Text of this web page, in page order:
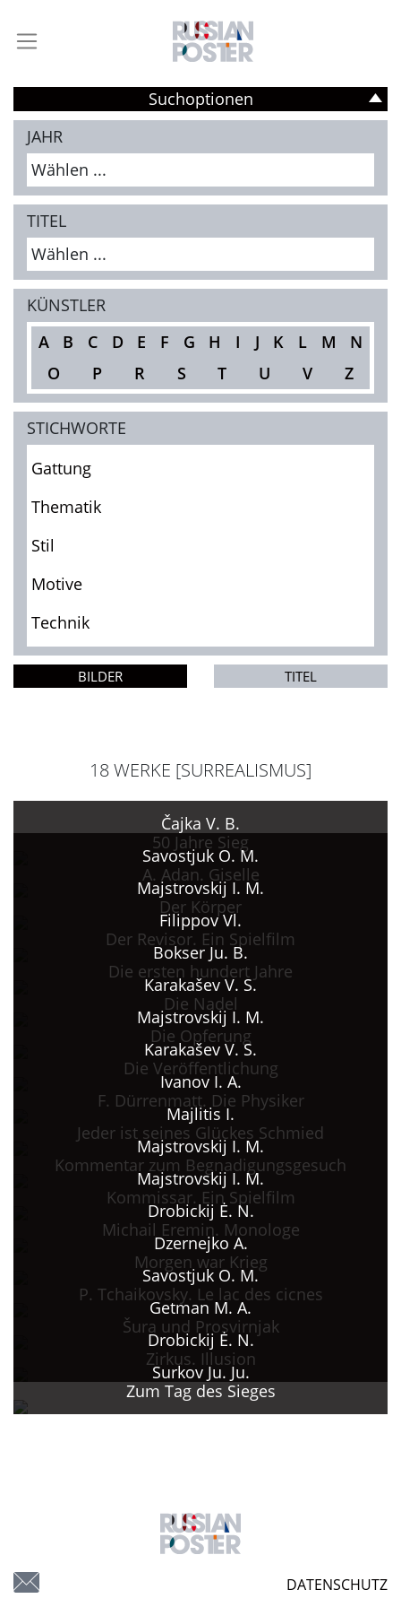
Suchoptionen
JAHR
Wählen ...
TITEL
Wählen ...
KÜNSTLER
A
B C D E F G H I J K L M
N
O
P R S T U V Z
STICHWORTE
Gattung
Thematik
Stil
Motive
Technik
BILDER TITEL
18 WERKE [SURREALISMUS]
Čajka V. B.
50 Jahre Sieg
Savostjuk O. M.
A. Adan. Giselle
Majstrovskij I. M.
Der Körper
Filippov Vl.
Der Revisor. Ein Spielfilm
Bokser Ju. B.
Die ersten hundert Jahre
Karakašev V. S.
Die Nadel
Majstrovskij I. M.
Die Opferung
Karakašev V. S.
Die Veröffentlichung
Ivanov I. A.
F. Dürrenmatt. Die Physiker
Majlitis I.
Jeder ist seines Glückes Schmied
Majstrovskij I. M.
Kommentar zum Begnadigungsgesuch
Majstrovskij I. M.
Kommissar. Ein Spielfilm
Drobickij Ė. N.
Michail Eremin. Monologe
Dzernejko A.
Morgen war Krieg
Savostjuk O. M.
P. Tchaikovsky. Le lac des cicnes
Getman M. A.
Šura und Prosvirnjak
Drobickij Ė. N.
Zirkus. Illusion
Surkov Ju. Ju.
Zum Tag des Sieges
DATENSCHUTZ